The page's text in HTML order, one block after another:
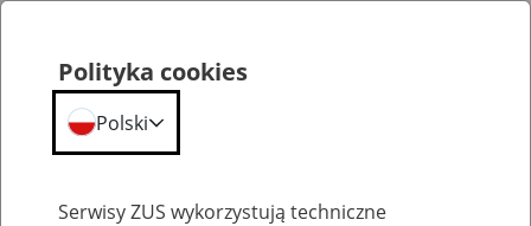
Polityka cookies
Polski
Serwisy ZUS wykorzystują techniczne